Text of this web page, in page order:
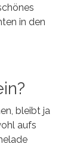
in den
bleibt ja
aufs